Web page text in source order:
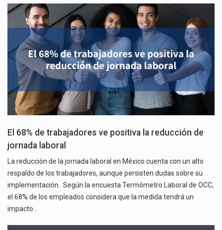
El 68% de trabajadores ve positiva la reducción de
jornada laboral
La reducción de la jornada laboral en México cuenta con un alto
respaldo de los trabajadores, aunque persisten dudas sobre su
implementación. Según la encuesta Termómetro Laboral de OCC,
el 68% de los empleados considera que la medida tendrá un
impacto…